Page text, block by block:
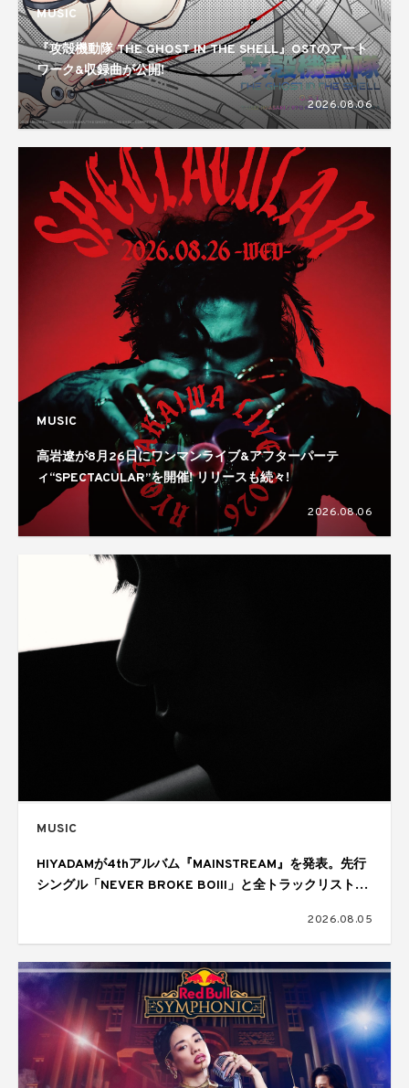
MUSIC
『攻殻機動隊 THE GHOST IN THE SHELL』OSTのアート
ワーク&収録曲が公開!
2026.08.06
MUSIC
高岩遼が8月26日にワンマンライブ&アフターパーテ
ィ“SPECTACULAR”を開催! リリースも続々!
2026.08.06
MUSIC
HIYADAMが4thアルバム『MAINSTREAM』を発表。先行
シングル「NEVER BROKE BOIII」と全トラックリストを
2026.08.05